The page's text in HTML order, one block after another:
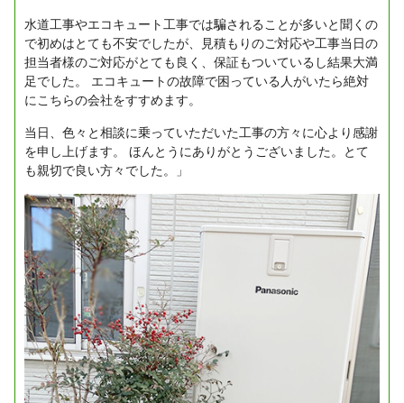
水道工事やエコキュート工事では騙されることが多いと聞くの
で初めはとても不安でしたが、見積もりのご対応や工事当日の
担当者様のご対応がとても良く、保証もついているし結果大満
足でした。
エコキュートの故障で困っている人がいたら絶対
にこちらの会社をすすめます。
当日、色々と相談に乗っていただいた工事の方々に心より感謝
を申し上げます。
ほんとうにありがとうございました。とて
も親切で良い方々でした。」